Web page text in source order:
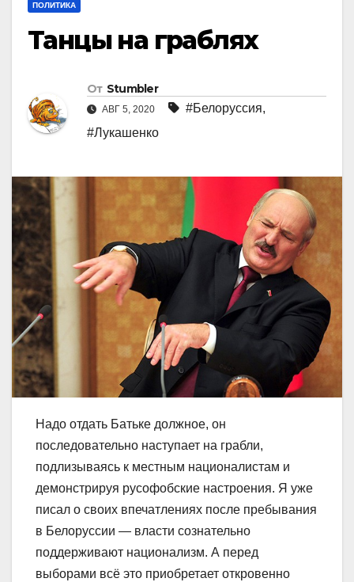
ПОЛИТИКА
Танцы на граблях
От Stumbler
АВГ 5, 2020 #Белоруссия,
#Лукашенко
Надо отдать Батьке должное, он
последовательно наступает на грабли,
подлизываясь к местным националистам и
демонстрируя русофобские настроения. Я уже
писал о своих впечатлениях после пребывания
в Белоруссии — власти сознательно
поддерживают национализм. А перед
выборами всё это приобретает откровенно